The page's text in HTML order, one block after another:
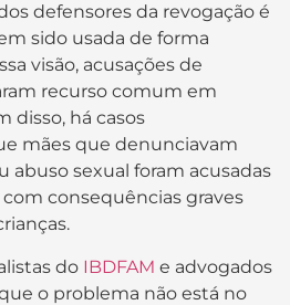
defensores da revogação é
sido usada de forma
visão, acusações de
recurso comum em
disso, há casos
mães que denunciavam
abuso sexual foram acusadas
consequências graves
do IBDFAM e advogados
o problema não está no